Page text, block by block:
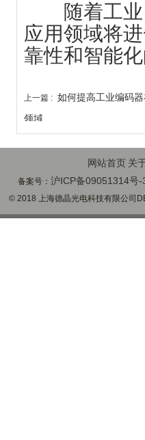
随着工业
应用领域将
靠性和智能
上一篇 : 如何提高工业编码
领域
网站首页 关
备案号：沪ICP备09051314号-
© 2018 上海德晶光电科技有限公司